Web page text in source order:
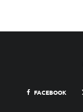
FACEBOOK